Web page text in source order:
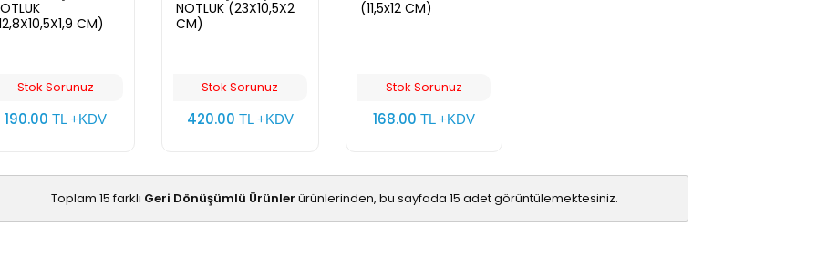
CM)
Stok Sorunuz
190.00TL +KDV
NOTLUK (23X10,5X2
CM)
Stok Sorunuz
420.00 TL +KDV
(11,5x12 CM)
Stok Sorunuz
168.00 TL +KDV
Toplam 15 farklı Geri Dönüşümlü Ürünler ürünlerinden, bu sayfada 15 adet görüntülemektesiniz.